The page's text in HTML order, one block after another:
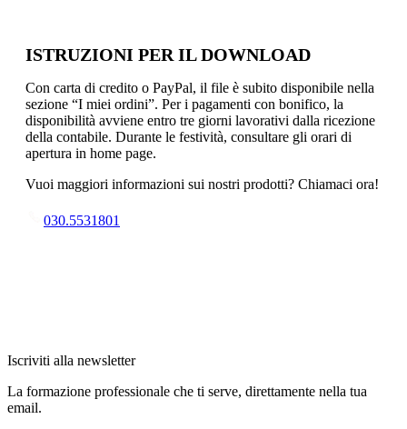
ISTRUZIONI PER IL DOWNLOAD
Con carta di credito o PayPal, il file è subito disponibile nella
sezione “I miei ordini”. Per i pagamenti con bonifico, la
disponibilità avviene entro tre giorni lavorativi dalla ricezione
della contabile. Durante le festività, consultare gli orari di
apertura in home page.
Vuoi maggiori informazioni sui nostri prodotti? Chiamaci ora!
030.5531801
Iscriviti alla newsletter
La formazione professionale che ti serve, direttamente nella tua
email.